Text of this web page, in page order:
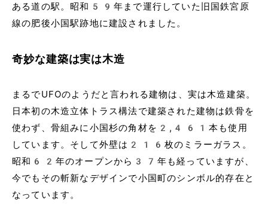
ある道の駅。昭和59年まで運行していた旧国鉄宮原
線の肥後小国駅跡地に建設されました。
奇妙な建築は実は木造
まるでUFOのようだと言われる建物は、実は木造建築。
日本初の木造立体トラス構法で建築された建物は鉄骨を
使わず、骨組みに小国杉の角材を2,461本も使用
しています。そして外壁は216枚のミラーガラス。
昭和62年のオープンから37年も経っていますが、
今でもその斬新なデザインで小国町のシンボル的存在と
なっています。